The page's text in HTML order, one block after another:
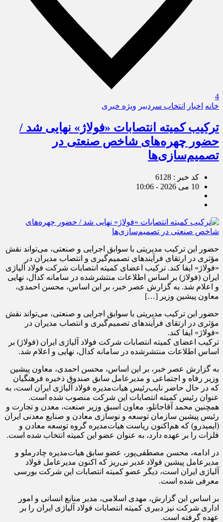
4
خانه اخبار انتخاب سردبیر ویژه خبری
ترکیب کمیته انتصابات «فولاژ» نهایی شد /
حضور چهره‌های شاخص صنعتی در
تصمیم‌سازی‌ها
کد خبر : 6128
10 می 2026 - 10:06
حضور این ترکیب مدیریتی با سوابق اجرایی و صنعتی، می‌تواند نقش
مؤثری در ارتقای فرآیندهای تصمیم‌گیری و انتصاب مدیران در
«فولاژ» ایفا کند. ترکیب اعضای کمیته انتصابات شرکت فولاد آلیاژی
ایران (فولاژ) بر اساس اطلاعات منتشرشده در سامانه کدال، نهایی
و اعلام شد. به گزارش عصر خبر، بر این اساس، محسن احمدی،
معاون پیشین وزیر […]
حضور این ترکیب مدیریتی با سوابق اجرایی و صنعتی، می‌تواند نقش
مؤثری در ارتقای فرآیندهای تصمیم‌گیری و انتصاب مدیران در
«فولاژ» ایفا کند.
ترکیب اعضای کمیته انتصابات شرکت فولاد آلیاژی ایران (فولاژ) بر
اساس اطلاعات منتشرشده در سامانه کدال، نهایی و اعلام شد.
به گزارش عصر خبر، بر این اساس، محسن احمدی، معاون پیشین
وزیر رفاه و اجتماعی و مدیرعامل سابق صندوق ذخیره فرهنگیان
که در حال حاضر نایب‌رئیس هیات‌مدیره فولاد آلیاژی ایران است، به
عنوان رئیس کمیته انتصابات این شرکت منصوب شده است.
همچنین محمد آقاجانلو، معاون اسبق وزیر صنعت، معدن و تجارت و
رئیس پیشین سازمان توسعه و نوسازی معادن و صنایع معدنی ایران
(ایمیدرو) که هم‌اکنون ریاست هیات‌مدیره گروه توسعه معادن و
فلزات را بر عهده دارد، به عنوان عضو این کمیته انتخاب شده است.
در ادامه، محسن مصطفی‌پور، عضو سابق هیات‌مدیره چادرملو و
مدیرعامل پیشین فولاد غدیر نی‌ریز که اکنون مدیرعامل فولاد
آلیاژی ایران است، دیگر عضو کمیته انتصابات این شرکت بورسی
معرفی شده است.
بر اساس این گزارش، مهدی اسلامی، مدیر منابع انسانی و امور
اداری شرکت نیز دبیری کمیته انتصابات فولاد آلیاژی ایران را بر
عهده گرفته است.